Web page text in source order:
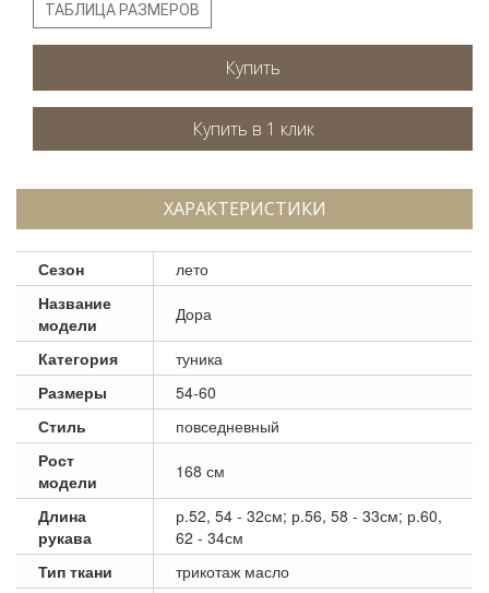
ТАБЛИЦА РАЗМЕРОВ
Купить
ХАРАКТЕРИСТИКИ
Сезон
лето
Название
модели
Дора
Категория
туника
Размеры
54-60
Стиль
повседневный
Рост
модели
168 см
Длина
рукава
р.52, 54 - 32см; р.56, 58 - 33см; р.60,
62 - 34см
Тип ткани
трикотаж масло